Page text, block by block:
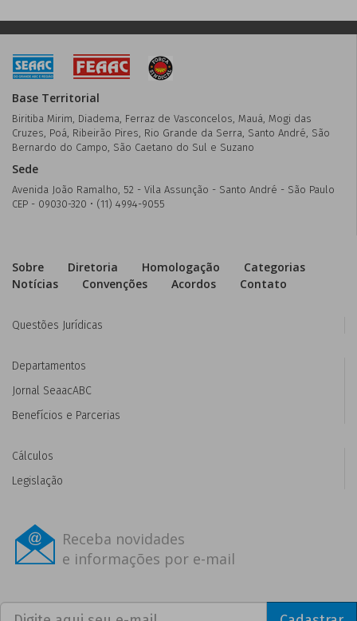
Base Territorial
Biritiba Mirim, Diadema, Ferraz de Vasconcelos, Mauá, Mogi das
Cruzes, Poá, Ribeirão Pires, Rio Grande da Serra, Santo André, São
Bernardo do Campo, São Caetano do Sul e Suzano
Sede
Avenida João Ramalho, 52 - Vila Assunção - Santo André - São Paulo
CEP - 09030-320 • (11) 4994-9055
Sobre Diretoria Homologação
Categorias
Notícias
Convenções Acordos Contato
Questões Jurídicas
Departamentos
Jornal SeaacABC
Benefícios e Parcerias
Cálculos
Legislação
Receba novidades
e informações por e-mail